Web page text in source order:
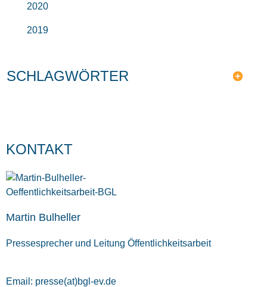
2020
2019
SCHLAGWÖRTER
KONTAKT
Martin Bulheller
Pressesprecher und Leitung Öffentlichkeitsarbeit
Email: presse(at)bgl-ev.de